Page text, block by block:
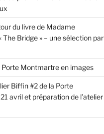
du livre de Madame
The Bridge » – une sélection par
Montmartre en images
Biffin #2 de la Porte
avril et préparation de l’atelier